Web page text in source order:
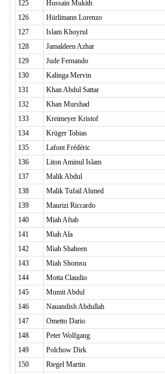
125
Hussain Mukith
126
Hürlimann Lorenzo
127
Islam Khoyrul
128
Jamaldeen Azhar
129
Jude Fernando
130
Kalinga Mervin
131
Khan Abdul Sattar
132
Khan Murshad
133
Kreimeyer Kristof
134
Krüger Tobias
135
Lafont Frédéric
136
Liton Aminul Islam
137
Malik Abdul
138
Malik Tufail Ahmed
139
Maurizi Riccardo
140
Miah Aftab
141
Miah Ala
142
Miah Shaheen
143
Miah Shomsu
144
Motta Claudio
145
Mumit Abdul
146
Nauandish Abdullah
147
Ometto Dario
148
Peter Wolfgang
149
Polchow Dirk
150
Riegel Martin